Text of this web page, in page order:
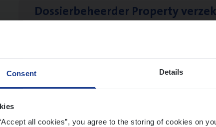
Consent Details
all cookies”, you agree to the storing of cookies on
Dos­sier­be­heer­der Pro­per­ty